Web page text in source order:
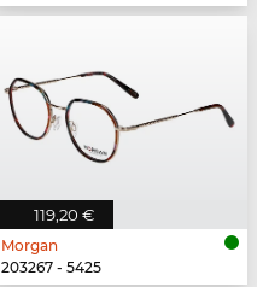
119,20 €
Morgan
203267 - 5425